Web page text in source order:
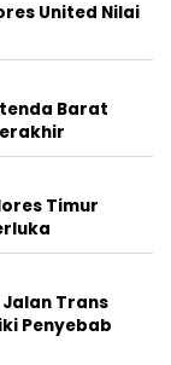
United Nilai
Barat
Timur
Trans
Penyebab